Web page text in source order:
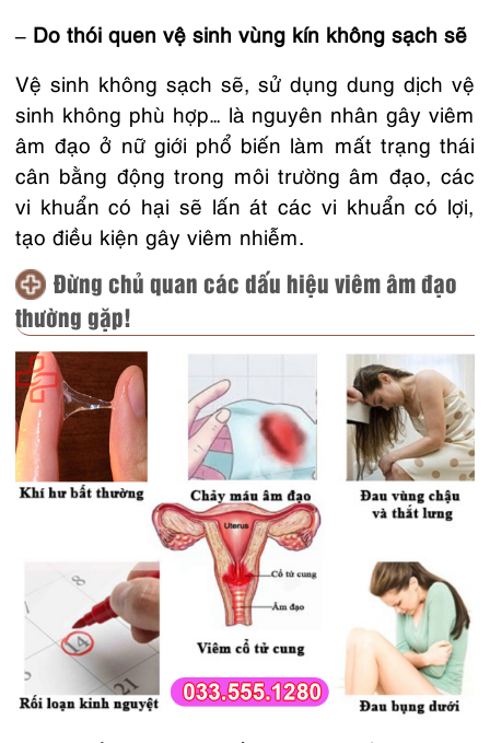
– Do thói quen vệ sinh vùng kín không sạch sẽ
Vệ sinh không sạch sẽ, sử dụng dung dịch vệ
sinh không phù hợp… là nguyên nhân gây viêm
âm đạo ở nữ giới phổ biến làm mất trạng thái
cân bằng động trong môi trường âm đạo, các
vi khuẩn có hại sẽ lấn át các vi khuẩn có lợi,
tạo điều kiện gây viêm nhiễm.
Đừng chủ quan các dấu hiệu viêm âm đạo
thường gặp!